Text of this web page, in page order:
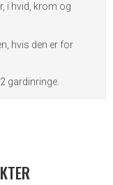
i hvid, krom og
hvis den er for
gardinringe.